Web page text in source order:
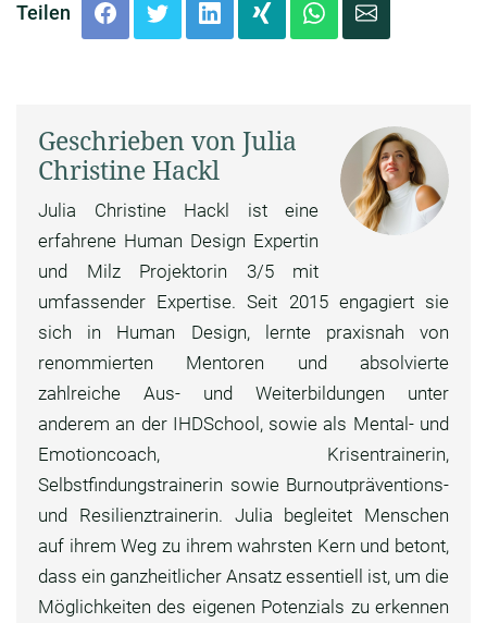
Teilen
Geschrieben von Julia
Christine Hackl
Julia Christine Hackl ist eine
erfahrene Human Design Expertin
und Milz Projektorin 3/5 mit
umfassender Expertise. Seit 2015 engagiert sie
sich in Human Design, lernte praxisnah von
renommierten Mentoren und absolvierte
zahlreiche Aus- und Weiterbildungen unter
anderem an der IHDSchool, sowie als Mental- und
Emotioncoach, Krisentrainerin,
Selbstfindungstrainerin sowie Burnoutpräventions-
und Resilienztrainerin. Julia begleitet Menschen
auf ihrem Weg zu ihrem wahrsten Kern und betont,
dass ein ganzheitlicher Ansatz essentiell ist, um die
Möglichkeiten des eigenen Potenzials zu erkennen